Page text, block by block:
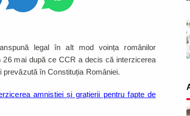
legal în alt mod voința românilor
mai după ce CCR a decis că interzicerea
în Constituția României.
amnistiei și grațierii pentru fapte de